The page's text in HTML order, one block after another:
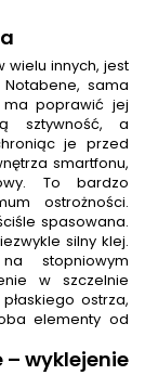
wielu innych, jest
sama
poprawić jej
sztywność, a
je przed
smartfonu,
To bardzo
ostrożności.
spasowana.
silny klej.
stopniowym
w szczelnie
ostrza,
elementy od
– wyklejenie